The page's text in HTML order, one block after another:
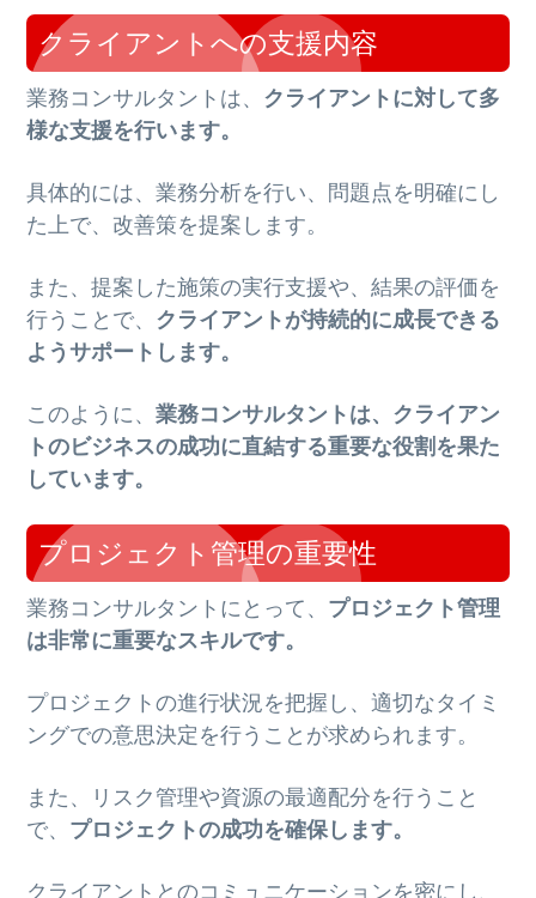
クライアントへの支援内容
業務コンサルタントは、 クライアントに対して多
様な支援を行います。
具体的には、業務分析を行い、問題点を明確にし
た上で、改善策を提案します。
また、提案した施策の実行支援や、結果の評価を
行うことで、 クライアントが持続的に成長できる
ようサポートします。
このように、業務コンサルタントは、クライアン
トのビジネスの成功に直結する重要な役割を果た
しています。
プロジェクト管理の重要性
業務コンサルタントにとって、 プロジェクト管理
は非常に重要なスキルです。
プロジェクトの進行状況を把握し、適切なタイミ
ングでの意思決定を行うことが求められます。
また、リスク管理や資源の最適配分を行うこと
で、 プロジェクトの成功を確保します。
クライアントとのコミュニケーションを密にし、